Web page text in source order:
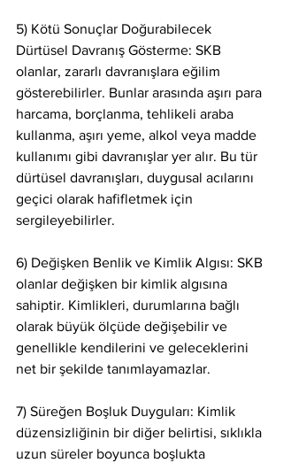
5) Kötü Sonuçlar Doğurabilecek
Dürtüsel Davranış Gösterme: SKB
olanlar, zararlı davranışlara eğilim
gösterebilirler. Bunlar arasında aşırı para
harcama, borçlanma, tehlikeli araba
kullanma, aşırı yeme, alkol veya madde
kullanımı gibi davranışlar yer alır. Bu tür
dürtüsel davranışları, duygusal acılarını
geçici olarak hafifletmek için
sergileyebilirler.
6) Değişken Benlik ve Kimlik Algısı: SKB
olanlar değişken bir kimlik algısına
sahiptir. Kimlikleri, durumlarına bağlı
olarak büyük ölçüde değişebilir ve
genellikle kendilerini ve geleceklerini
net bir şekilde tanımlayamazlar.
7) Süreğen Boşluk Duyguları: Kimlik
düzensizliğinin bir diğer belirtisi, sıklıkla
uzun süreler boyunca boşlukta